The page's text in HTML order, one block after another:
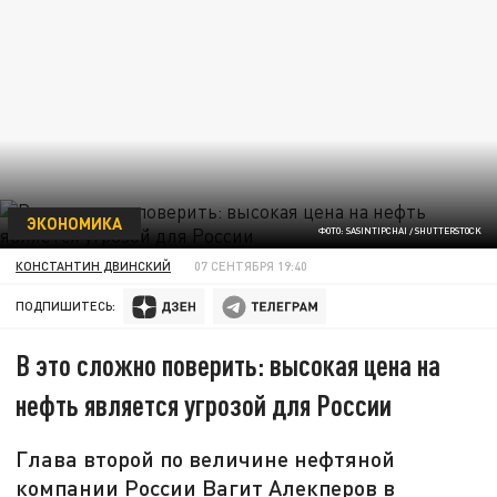
ФОТО: SASINTIPCHAI / SHUTTERSTOCK
ЭКОНОМИКА
КОНСТАНТИН ДВИНСКИЙ 07 СЕНТЯБРЯ 19:40
ПОДПИШИТЕСЬ:
В это сложно поверить: высокая цена на
нефть является угрозой для России
Глава второй по величине нефтяной
компании России Вагит Алекперов в